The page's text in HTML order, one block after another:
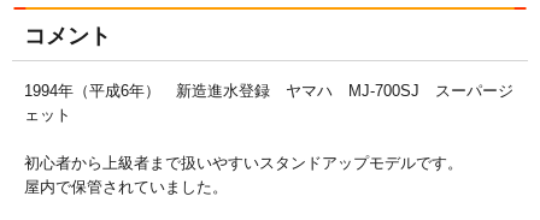
コメント
1994年（平成6年） 新造進水登録 ヤマハ MJ-700SJ スーパージ
ェット
初心者から上級者まで扱いやすいスタンドアップモデルです。
屋内で保管されていました。